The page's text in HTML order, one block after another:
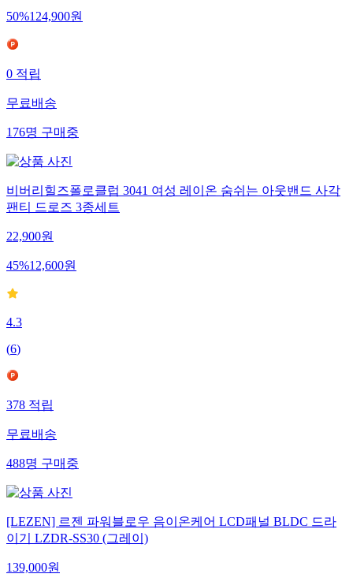
50%124,900원
0적립
무료배송
176명구매중
비버리힐즈폴로클럽 3041 여성 레이온 숨쉬는 아웃밴드 사각
팬티 드로즈 3종세트
22,900원
45%12,600원
4.3
(6)
378적립
무료배송
488명구매중
[LEZEN] 르젠 파워블로우 음이온케어 LCD패널 BLDC 드라
이기 LZDR-SS30 (그레이)
139,000원